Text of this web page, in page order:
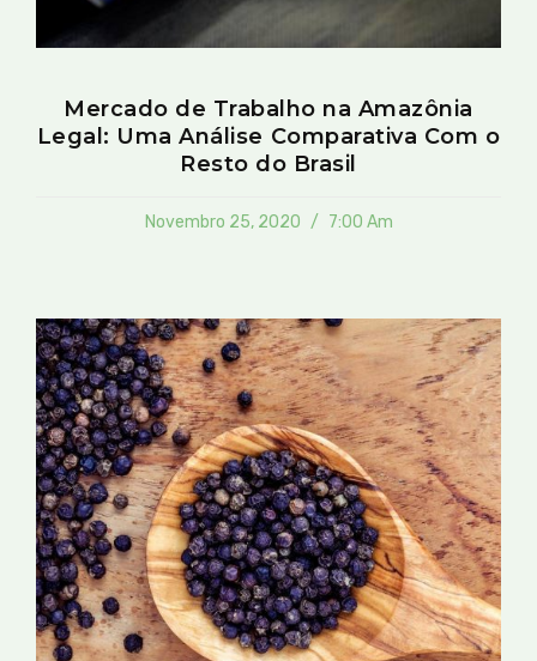
Mercado de Trabalho na Amazônia
Legal: Uma Análise Comparativa Com o
Resto do Brasil
Novembro 25, 2020 7:00 Am